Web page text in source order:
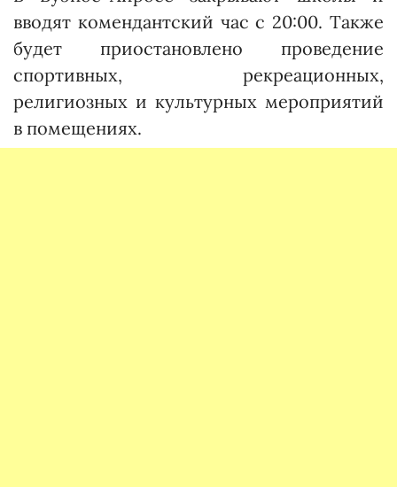
вводят комендантский час с 20:00. Также
будет приостановлено проведение
спортивных, рекреационных,
религиозных и культурных мероприятий
в помещениях.